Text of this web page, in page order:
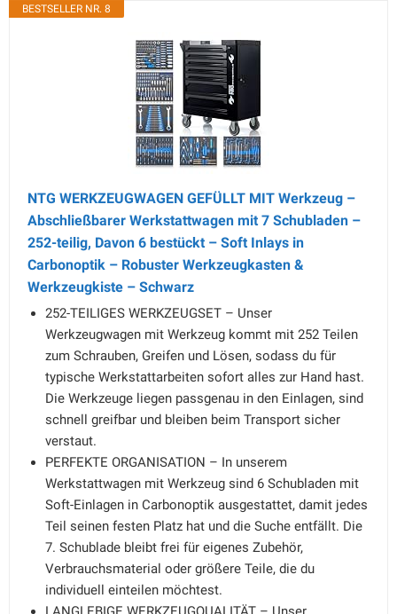
BESTSELLER NR. 8
NTG WERKZEUGWAGEN GEFÜLLT MIT Werkzeug –
Abschließbarer Werkstattwagen mit 7 Schubladen –
252-teilig, Davon 6 bestückt – Soft Inlays in
Carbonoptik – Robuster Werkzeugkasten &
Werkzeugkiste – Schwarz
252-TEILIGES WERKZEUGSET – Unser
Werkzeugwagen mit Werkzeug kommt mit 252 Teilen
zum Schrauben, Greifen und Lösen, sodass du für
typische Werkstattarbeiten sofort alles zur Hand hast.
Die Werkzeuge liegen passgenau in den Einlagen, sind
schnell greifbar und bleiben beim Transport sicher
verstaut.
PERFEKTE ORGANISATION – In unserem
Werkstattwagen mit Werkzeug sind 6 Schubladen mit
Soft-Einlagen in Carbonoptik ausgestattet, damit jedes
Teil seinen festen Platz hat und die Suche entfällt. Die
7. Schublade bleibt frei für eigenes Zubehör,
Verbrauchsmaterial oder größere Teile, die du
individuell einteilen möchtest.